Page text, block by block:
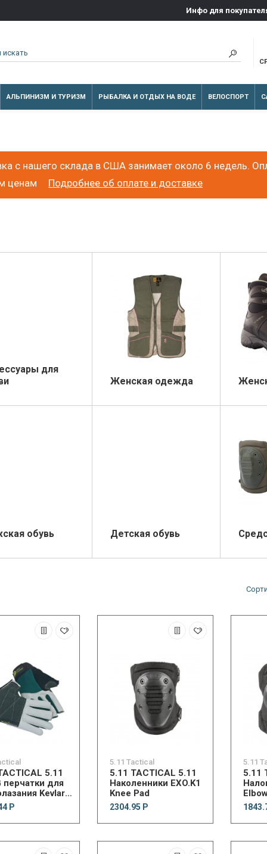
Инфо для
АЛЬПИНИЗМ И ТУРИЗМ РЫБАЛКА И ОТДЫХ НА ВОДЕ ВЕЛОСПОРТ
с нашего склада в США занимает около 6 недель.
ценам
Подробнее об оплате и доставке
для
Женская одежда
обувь Детская обувь
5.11
перчатки для
Kevlar
Р
5.11 Tactical
5.11 TACTICAL 5.11
Наколенники EXO.K1
Knee Pad
2304.95 Р
5.11
5.11